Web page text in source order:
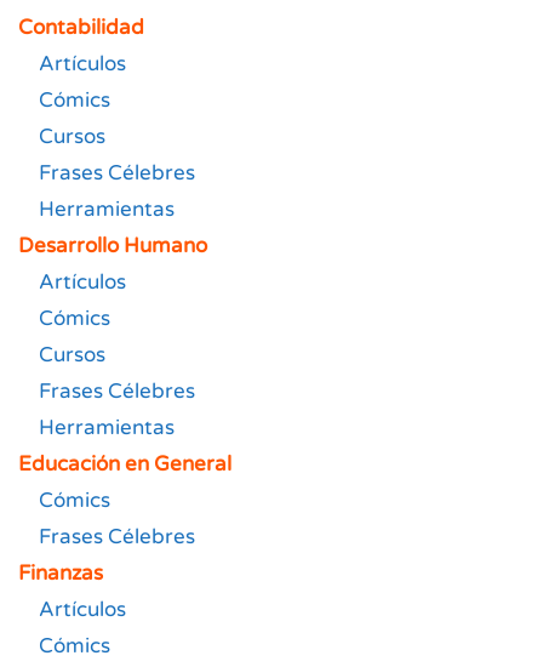
Contabilidad
Artículos
Cómics
Cursos
Frases Célebres
Herramientas
Desarrollo Humano
Artículos
Cómics
Cursos
Frases Célebres
Herramientas
Educación en General
Cómics
Frases Célebres
Finanzas
Artículos
Cómics